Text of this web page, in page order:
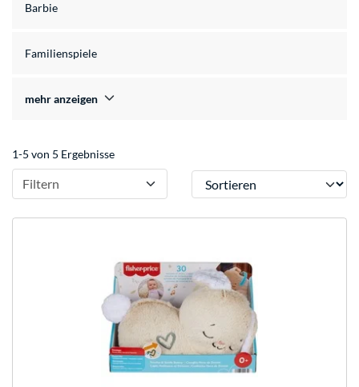
Barbie
Familienspiele
mehr anzeigen
1-5 von 5 Ergebnisse
Filtern Sortieren